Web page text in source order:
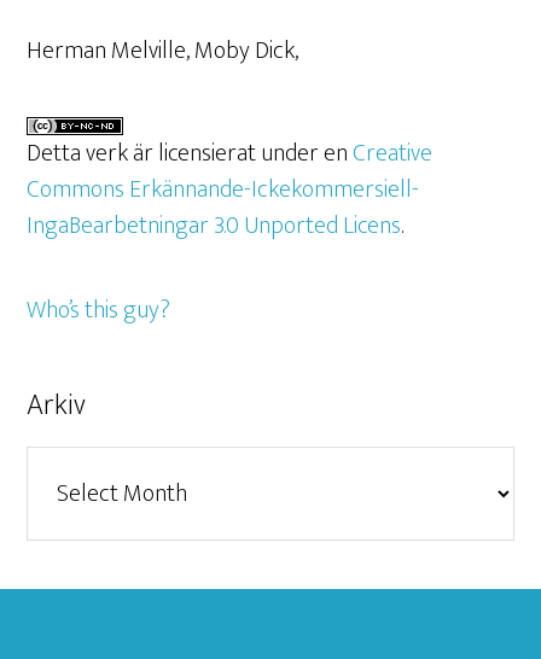
Herman Melville, Moby Dick,
Detta verk är licensierat under enCreative
Commons Erkännande-Ickekommersiell-
IngaBearbetningar 3.0 Unported Licens.
Who’s this guy?
Arkiv